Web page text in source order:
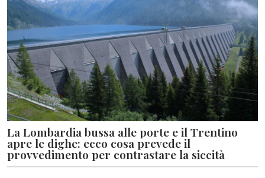
La Lombardia bussa alle porte e il Trentino
apre le dighe: ecco cosa prevede il
provvedimento per contrastare la siccità